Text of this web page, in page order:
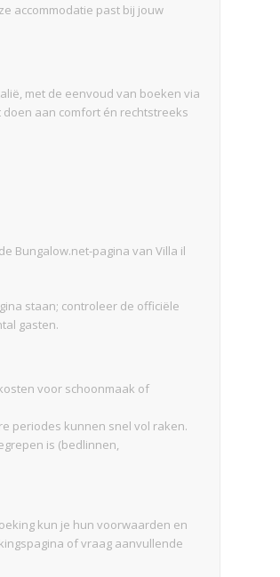
accommodatie past bij jouw
met de eenvoud van boeken via
aan comfort én rechtstreeks
Bungalow.net-pagina van Villa il
staan; controleer de officiële
gasten.
voor schoonmaak of
periodes kunnen snel vol raken.
is (bedlinnen,
kun je hun voorwaarden en
of vraag aanvullende